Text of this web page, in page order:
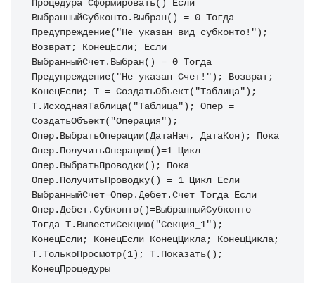
Процедура Сформировать() Если
ВыбранныйСубконто.Выбран() = 0 Тогда
Предупреждение("Не указан вид субконто!");
Возврат; КонецЕсли; Если
ВыбранныйСчет.Выбран() = 0 Тогда
Предупреждение("Не указан Счет!"); Возврат;
КонецЕсли; Т = СоздатьОбъект("Таблица");
Т.ИсходнаяТаблица("Таблица"); Опер =
СоздатьОбъект("Операция");
Опер.ВыбратьОперации(ДатаНач, ДатаКон); Пока
Опер.ПолучитьОперацию()=1 Цикл
Опер.ВыбратьПроводки(); Пока
Опер.ПолучитьПроводку() = 1 Цикл Если
ВыбранныйСчет=Опер.Дебет.Счет Тогда Если
Опер.Дебет.Субконто()=ВыбранныйСубконто
Тогда Т.ВывестиСекцию("Секция_1");
КонецЕсли; КонецЕсли КонецЦикла; КонецЦикла;
Т.ТолькоПросмотр(1); Т.Показать();
КонецПроцедуры